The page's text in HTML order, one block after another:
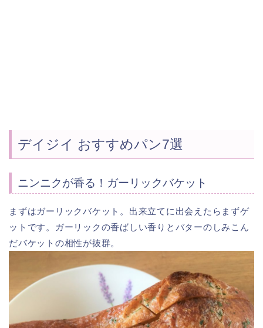
デイジイ おすすめパン7選
ニンニクが香る！ガーリックバケット
まずはガーリックバケット。出来立てに出会えたらまずゲ
ットです。ガーリックの香ばしい香りとバターのしみこん
だバケットの相性が抜群。